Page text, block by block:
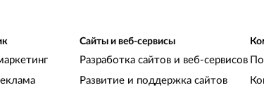
Сайты и веб-сервисы
Разработка сайтов и веб-сервисов
Развитие и поддержка сайтов